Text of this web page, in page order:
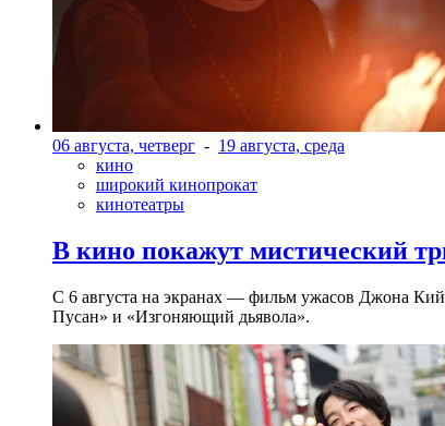
06 августа, четверг - 19 августа, среда
кино
широкий кинопрокат
кинотеатры
В кино покажут мистический
С 6 августа на экранах — фильм ужасов Джона
Пусан» и «Изгоняющий дьявола».